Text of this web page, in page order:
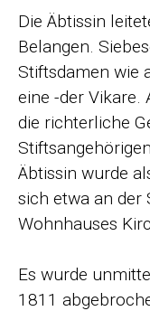
Die Äbtissin
Belangen.
Stiftsdamen wie
eine -der Vikare.
die rich­terliche
Äbtissin wurde
sich etwa an der
Wohnhauses
Es wurde
1811